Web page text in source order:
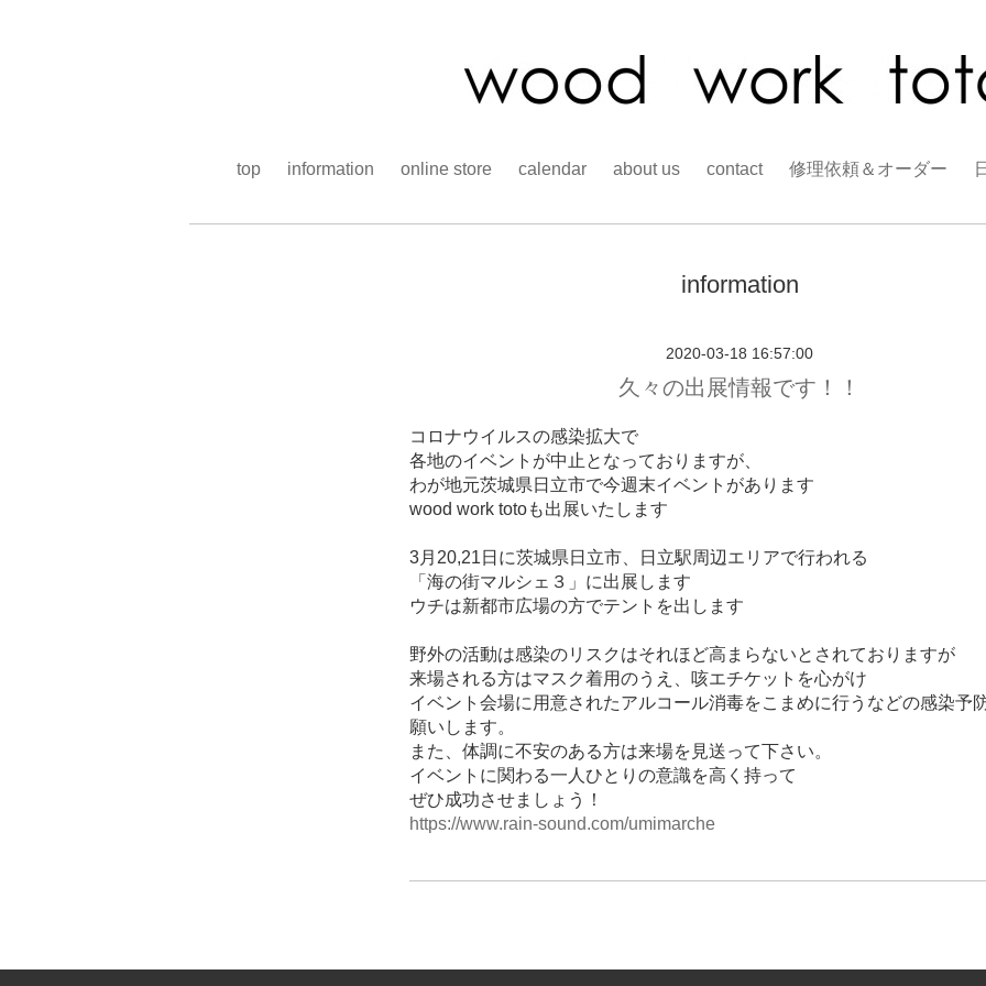
top information online store calendar about us contact 修理依頼＆オーダー
information
2020-03-18 16:57:00
久々の出展情報です！！
コロナウイルスの感染拡大で
各地のイベントが中止となっておりますが、
わが地元茨城県日立市で今週末イベントがあります
wood work totoも出展いたします
3月20,21日に茨城県日立市、日立駅周辺エリアで行われる
「海の街マルシェ３」に出展します
ウチは新都市広場の方でテントを出します
野外の活動は感染のリスクはそれほど高まらないとされておりますが
来場される方はマスク着用のうえ、咳エチケットを心がけ
イベント会場に用意されたアルコール消毒をこまめに行うなどの感染予
願いします。
また、体調に不安のある方は来場を見送って下さい。
イベントに関わる一人ひとりの意識を高く持って
ぜひ成功させましょう！
https://www.rain-sound.com/umimarche